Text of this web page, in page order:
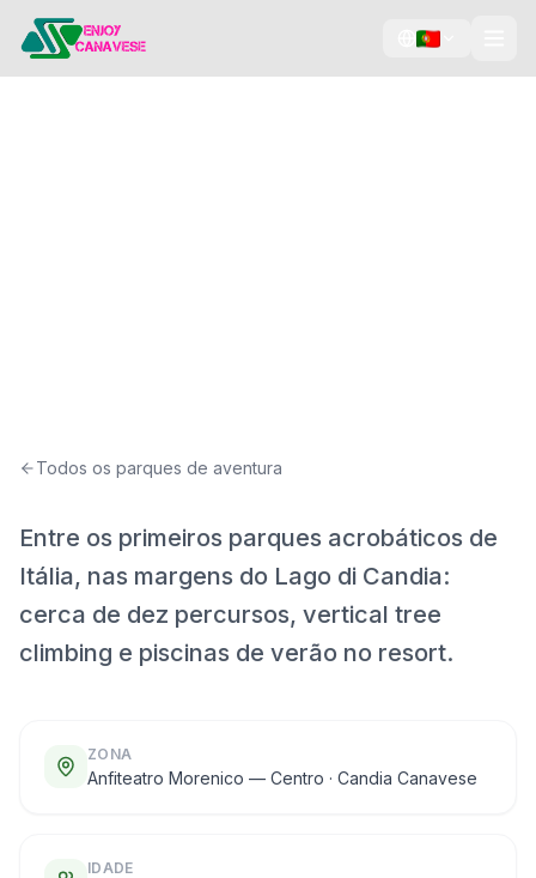
Todos os parques de aventura
Entre os primeiros parques acrobáticos de
Itália, nas margens do Lago di Candia:
cerca de dez percursos, vertical tree
climbing e piscinas de verão no resort.
ZONA
Anfiteatro Morenico — Centro · Candia Canavese
IDADE